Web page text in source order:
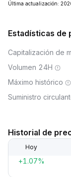
Última actualización:
Estadísticas de
Capitalización de
Volumen 24H
Máximo histórico
Suministro
Historial de
Hoy
+1.07%